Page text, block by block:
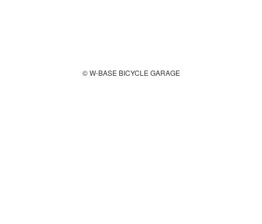
© W-BASE BICYCLE GARAGE